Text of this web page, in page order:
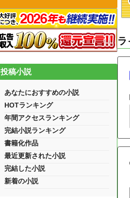
投稿小説
あなたにおすすめの小説
HOTランキング
年間アクセスランキング
完結小説ランキング
書籍化作品
最近更新された小説
完結した小説
新着の小説